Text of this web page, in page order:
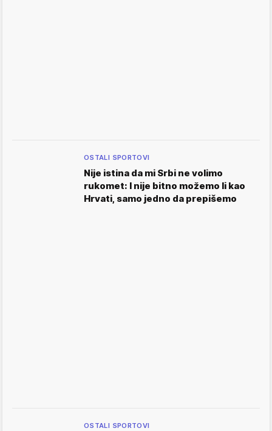
OSTALI SPORTOVI
Nije istina da mi Srbi ne volimo
rukomet: I nije bitno možemo li kao
Hrvati, samo jedno da prepišemo
OSTALI SPORTOVI